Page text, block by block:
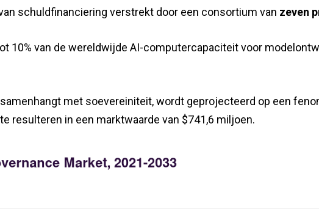
schuldfinanciering verstrekt door een consortium van zeven
10% van de wereldwijde AI-computercapaciteit voor
met soevereiniteit, wordt geprojecteerd op een
resulteren in een marktwaarde van $741,6 miljoen.